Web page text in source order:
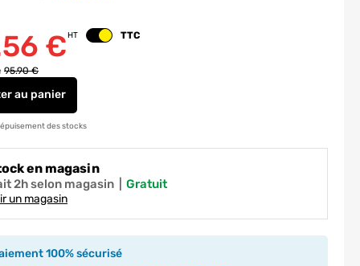
HT Changer le prix
TTC
€
95.90 €
au panier
épuisement des stocks
en magasin
2h selon magasin gratuit
un magasin
100% sécurisé